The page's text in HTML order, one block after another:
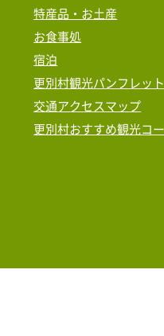
特産品・お土産
お食事処
宿泊
更別村観光パンフレット
交通アクセスマップ
更別村おすすめ観光コ